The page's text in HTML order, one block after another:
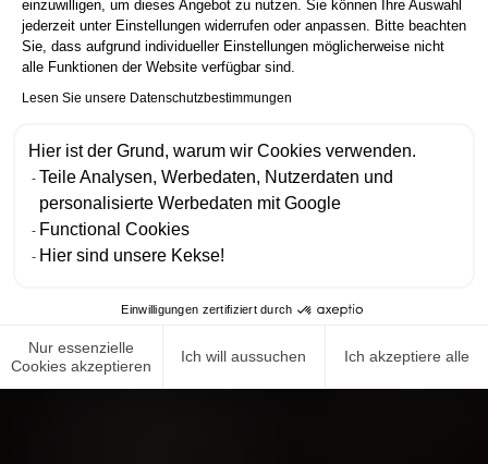
einzuwilligen, um dieses Angebot zu nutzen. Sie können Ihre Auswahl
jederzeit unter Einstellungen widerrufen oder anpassen. Bitte beachten
Sie, dass aufgrund individueller Einstellungen möglicherweise nicht
alle Funktionen der Website verfügbar sind.
Lesen Sie unsere Datenschutzbestimmungen
Hier ist der Grund, warum wir Cookies verwenden.
Teile Analysen, Werbedaten, Nutzerdaten und
personalisierte Werbedaten mit Google
Functional Cookies
Hier sind unsere Kekse!
Einwilligungen zertifiziert durch
Nur essenzielle
Cookies akzeptieren
Ich will aussuchen Ich akzeptiere alle